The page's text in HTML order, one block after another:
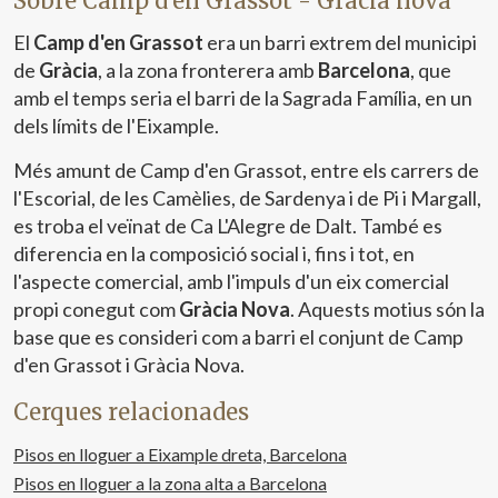
amb sortida a un balcó exterior—, una habitació doble i
un bany complet de generoses dimensions. L'habitatge
disposa a més d'aire condicionat mitjançant splits,
aportant confort durant tot l'any. Viure a Fort Pienc
significa tenir a pocs passos el centre de Barcelona, el
passeig de Sant Joan i l'entorn de l'Eixample, amb una
ampla oferta de comerços, restaurants i serveis. Una
ubicació especialment atractiva per a aquells qui
desitgen viure al cor de la ciutat sense renunciar a la
tranquil·litat d'un habitatge amb espais exteriors. Una
propietat recentment reformada, àmplia i amb
personalitat, perfecta per a una família o per a aquells qui
valoren l'arquitectura clàssica, els detalls originals i una
distribució còmoda en una de les zones més cèntriques
de Barcelona. Descobreix aquest habitatge amb
per a concertar una visita.* En compliment de la Llei
12/2023 i la Llei 18/2007 informem que:Aquest immoble
no disposa d'índex R.P.LL. Respecte a la present propietat
no existeix certificat informatiu estatal de referència
dels preus de lloguer.No consta cap contracte
El Camp d'en Grassot era un barri extrem del municipi
de Gràcia, a la zona fronterera amb Barcelona, que
amb el temps seria el barri de la Sagrada Família, en un
dels límits de l'Eixample.
Més amunt de Camp d'en Grassot, entre els carrers de
l'Escorial, de les Camèlies, de Sardenya i de Pi i Margall,
es troba el veïnat de Ca L'Alegre de Dalt. També es
diferencia en la composició social i, fins i tot, en
l'aspecte comercial, amb l'impuls d'un eix comercial
propi conegut comGràcia Nova. Aquests motius són la
base que es consideri com a barri el conjunt de Camp
d'en Grassot i Gràcia Nova.
Cerques relacionades
Pisos en lloguer a Eixample dreta, Barcelona
Pisos en lloguer a la zona alta a Barcelona